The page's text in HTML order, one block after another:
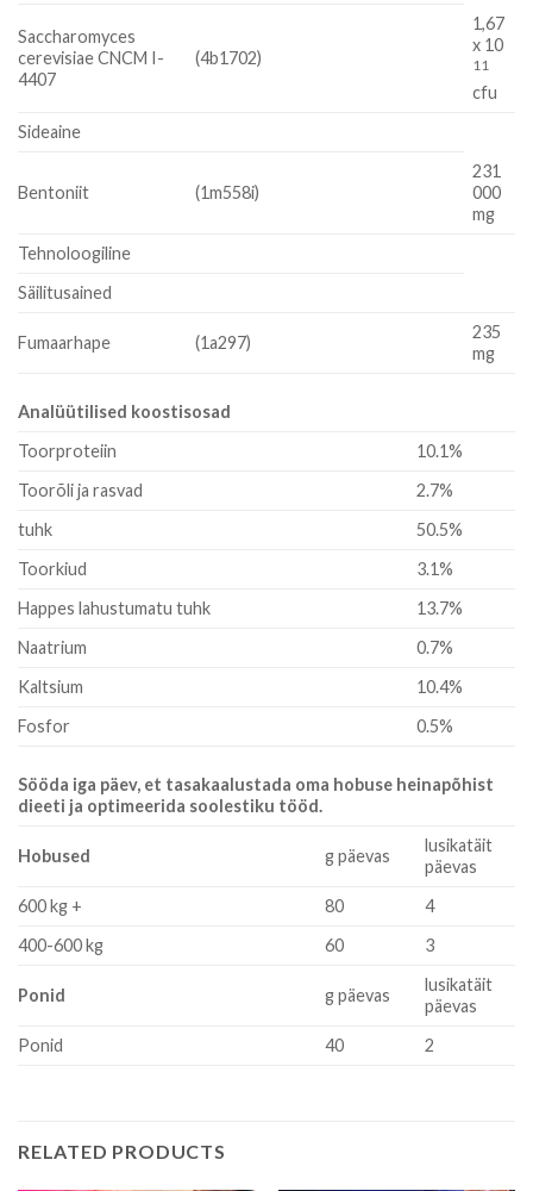
Saccharomyces
cerevisiae CNCM I-
4407
(4b1702)
1,67
x 10
11
cfu
Sideaine
Bentoniit (1m558i)
231
000
mg
Tehnoloogiline
Säilitusained
Fumaarhape (1a297)
235
mg
Analüütilised koostisosad
Toorproteiin
10.1%
Toorõli ja rasvad
2.7%
tuhk
50.5%
Toorkiud
3.1%
Happes lahustumatu tuhk
13.7%
Naatrium
0.7%
Kaltsium
10.4%
Fosfor
0.5%
Sööda iga päev, et tasakaalustada oma hobuse heinapõhist
dieeti ja optimeerida soolestiku tööd.
Hobused g päevas
lusikatäit
päevas
600 kg +
80
4
400-600 kg
60 3
Ponid g päevas
lusikatäit
päevas
Ponid
40 2
RELATED PRODUCTS